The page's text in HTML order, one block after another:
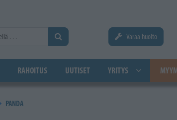
Varaa huolto
RAHOITUS UUTISET YRITYS
PANDA